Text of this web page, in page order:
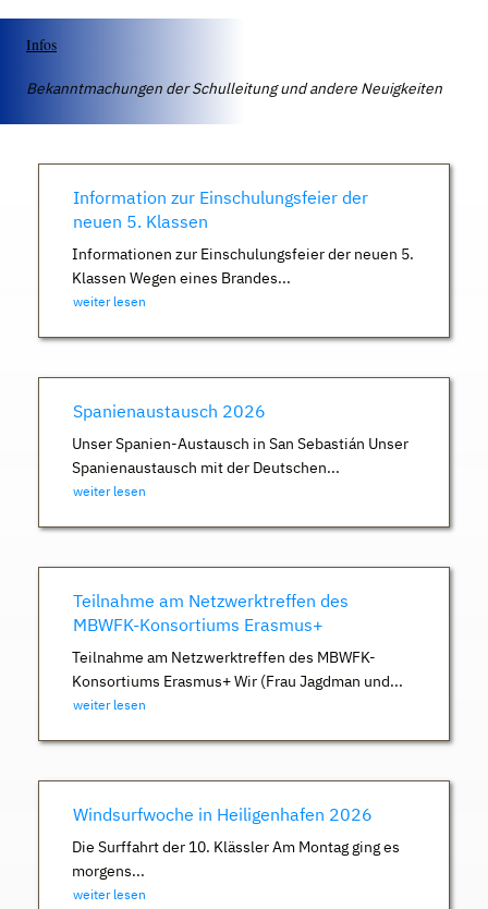
Infos
Bekanntmachungen der Schulleitung und andere Neuigkeiten
Information zur Einschulungsfeier der
neuen 5. Klassen
Informationen zur Einschulungsfeier der neuen 5.
Klassen Wegen eines Brandes...
weiter lesen
Spanienaustausch 2026
Unser Spanien-Austausch in San Sebastián Unser
Spanienaustausch mit der Deutschen...
weiter lesen
Teilnahme am Netzwerktreffen des
MBWFK-Konsortiums Erasmus+
Teilnahme am Netzwerktreffen des MBWFK-
Konsortiums Erasmus+ Wir (Frau Jagdman und...
weiter lesen
Windsurfwoche in Heiligenhafen 2026
Die Surffahrt der 10. Klässler Am Montag ging es
morgens...
weiter lesen